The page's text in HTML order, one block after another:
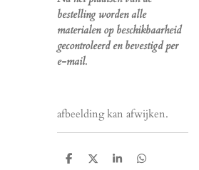
bestelling worden alle
materialen op beschikbaarheid
gecontroleerd en bevestigd per
e-mail.
afbeelding kan afwijken.
D
D
S
D